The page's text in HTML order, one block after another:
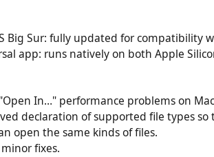
Big Sur: fully updated for compatibility
app: runs natively on both Apple
In…" performance problems on
declaration of supported file types
open the same kinds of files.
fixes.